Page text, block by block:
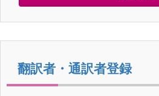
翻訳者・通訳者登録